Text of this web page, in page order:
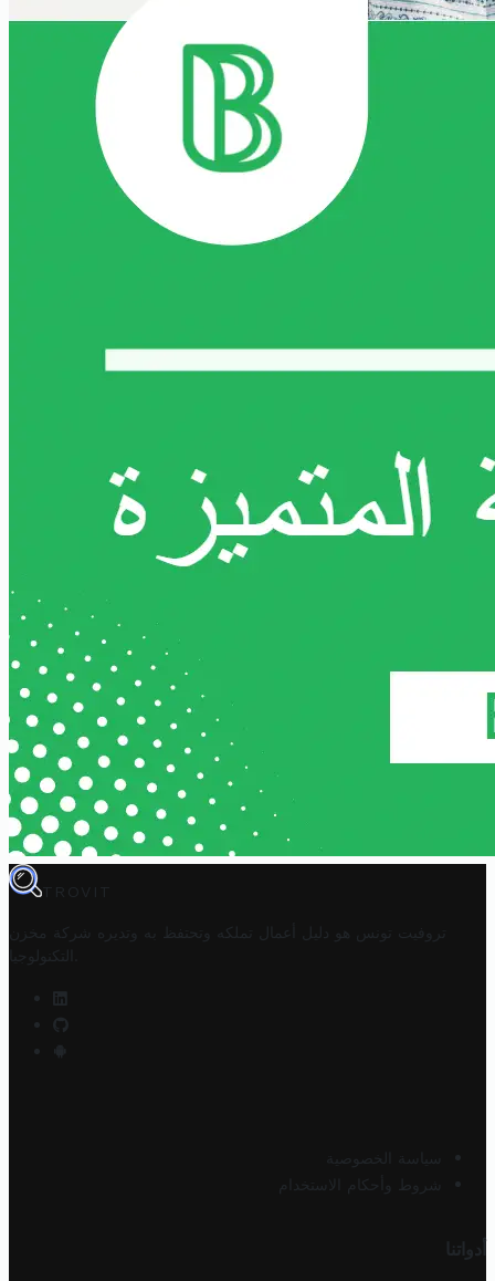
TROVIT
تروفيت تونس هو دليل أعمال تملكه وتحتفظ به وتديره
شركة مخزن
التكنولوجيا
سياسة الخصوصية
شروط وأحكام الاستخدام
أدواتنا